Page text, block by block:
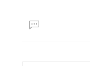
댓
글